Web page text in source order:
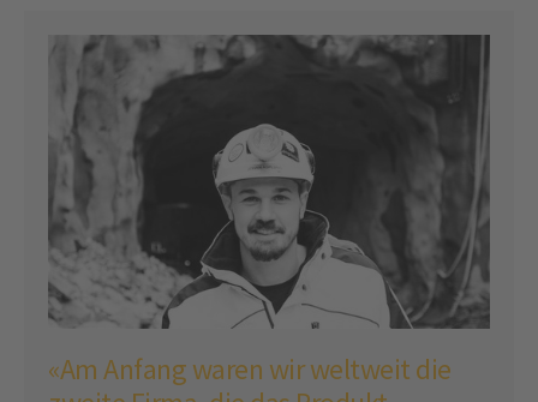
«Am Anfang waren wir weltweit die